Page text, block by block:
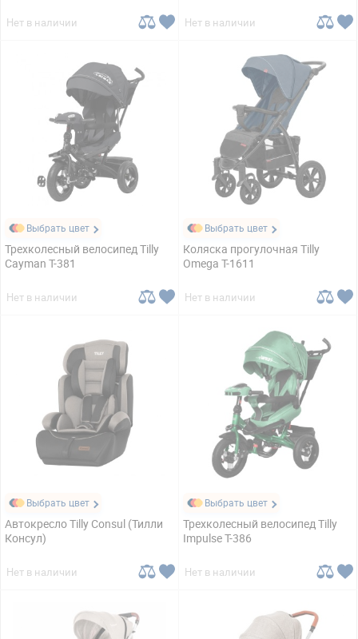
Нет в наличии Нет в наличии
Выбрать цвет
Трехколесный велосипед Tilly
Cayman T-381
Нет в наличии
Выбрать цвет
Коляска прогулочная Tilly
Omega T-1611
Нет в наличии
Выбрать цвет
Автокресло Tilly Consul (Тилли
Консул)
Нет в наличии
Выбрать цвет
Трехколесный велосипед Tilly
Impulse T-386
Нет в наличии